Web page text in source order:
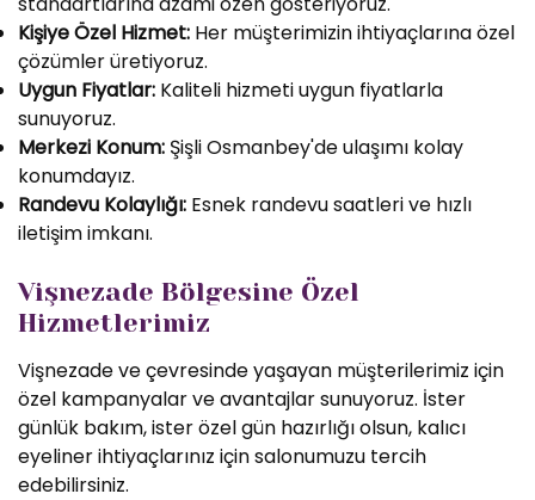
Kişiye Özel Hizmet: Her müşterimizin ihtiyaçlarına özel
çözümler üretiyoruz.
Uygun Fiyatlar: Kaliteli hizmeti uygun fiyatlarla
sunuyoruz.
Merkezi Konum: Şişli Osmanbey'de ulaşımı kolay
konumdayız.
Randevu Kolaylığı: Esnek randevu saatleri ve hızlı
iletişim imkanı.
Vişnezade Bölgesine Özel
Hizmetlerimiz
Vişnezade ve çevresinde yaşayan müşterilerimiz için
özel kampanyalar ve avantajlar sunuyoruz. İster
günlük bakım, ister özel gün hazırlığı olsun, kalıcı
eyeliner ihtiyaçlarınız için salonumuzu tercih
edebilirsiniz.